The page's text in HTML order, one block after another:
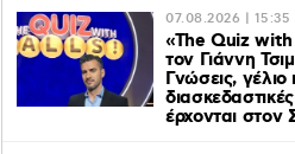
07.08.2026 | 15:35
«The Quiz
τον Γιάννη
Γνώσεις, γέλιο
έρχονται στον